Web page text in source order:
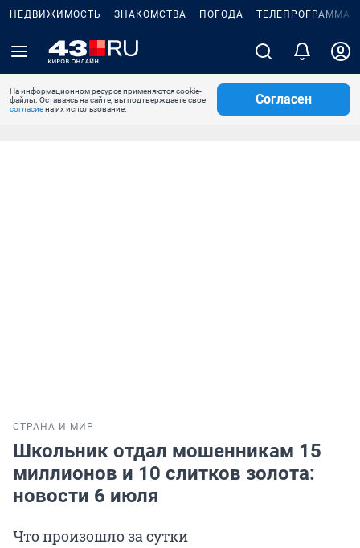
НЕДВИЖИМОСТЬ ЗНАКОМСТВА ПОГОДА ТЕЛЕПРОГРАММА
На информационном ресурсе применяются cookie-
файлы. Оставаясь на сайте, вы подтверждаете свое
согласиена их использование.
Согласен
СТРАНА И МИР
Школьник отдал мошенникам 15
миллионов и 10 слитков золота:
новости 6 июля
Что произошло за сутки